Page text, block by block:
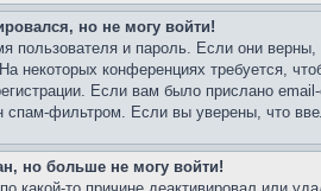
но не могу войти!
пользователя и пароль. Если они
некоторых конференциях требуется,
Если вам было прислано
спам-фильтром. Если вы уверены, что
но больше не могу войти!